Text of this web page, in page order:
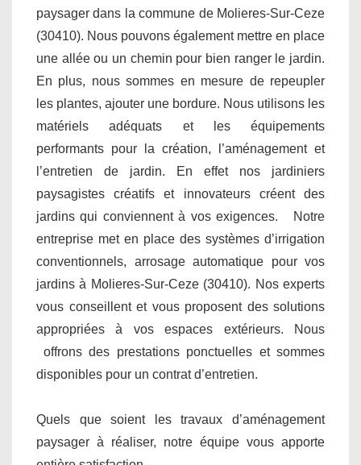
paysager dans la commune de Molieres-Sur-Ceze
(30410). Nous pouvons également mettre en place
une allée ou un chemin pour bien ranger le jardin.
En plus, nous sommes en mesure de repeupler
les plantes, ajouter une bordure. Nous utilisons les
matériels adéquats et les équipements
performants pour la création, l’aménagement et
l’entretien de jardin. En effet nos jardiniers
paysagistes créatifs et innovateurs créent des
jardins qui conviennent à vos exigences. Notre
entreprise met en place des systèmes d’irrigation
conventionnels, arrosage automatique pour vos
jardins à Molieres-Sur-Ceze (30410). Nos experts
vous conseillent et vous proposent des solutions
appropriées à vos espaces extérieurs. Nous
offrons des prestations ponctuelles et sommes
disponibles pour un contrat d’entretien.
Quels que soient les travaux d’aménagement
paysager à réaliser, notre équipe vous apporte